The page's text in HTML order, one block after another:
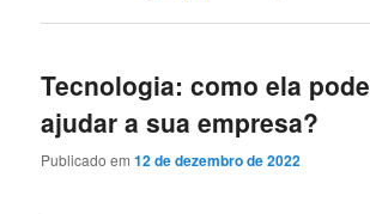
Tecnologia: como ela pode
ajudar a sua empresa?
Publicado em12 de dezembro de 2022